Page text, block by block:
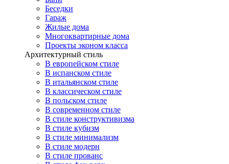
Беседки
Гараж
Жилые дома
Многоквартирные дома
Проекты эконом класса
Архитектурный стиль
В европейском стиле
В испанском стиле
В итальянском стиле
В классическом стиле
В польском стиле
В современном стиле
В стиле конструктивизма
В стиле кубизм
В стиле минимализм
В стиле модерн
В стиле прованс